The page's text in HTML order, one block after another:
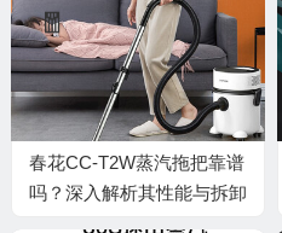
春花CC-T2W蒸汽拖把靠谱
吗？深入解析其性能与拆卸